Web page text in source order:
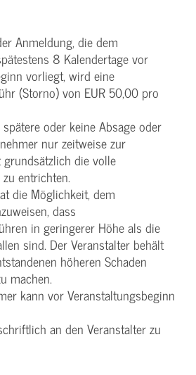
Anmeldung, die dem
8 Kalendertage vor
vorliegt, wird eine
(Storno) von EUR 50,00 pro
oder keine Absage oder
nur zeitweise zur
die volle
entrichten.
die Möglichkeit, dem
dass
in geringerer Höhe als die
sind. Der Veranstalter behält
höheren Schaden
machen.
kann vor Veranstaltungsbeginn
an den Veranstalter zu